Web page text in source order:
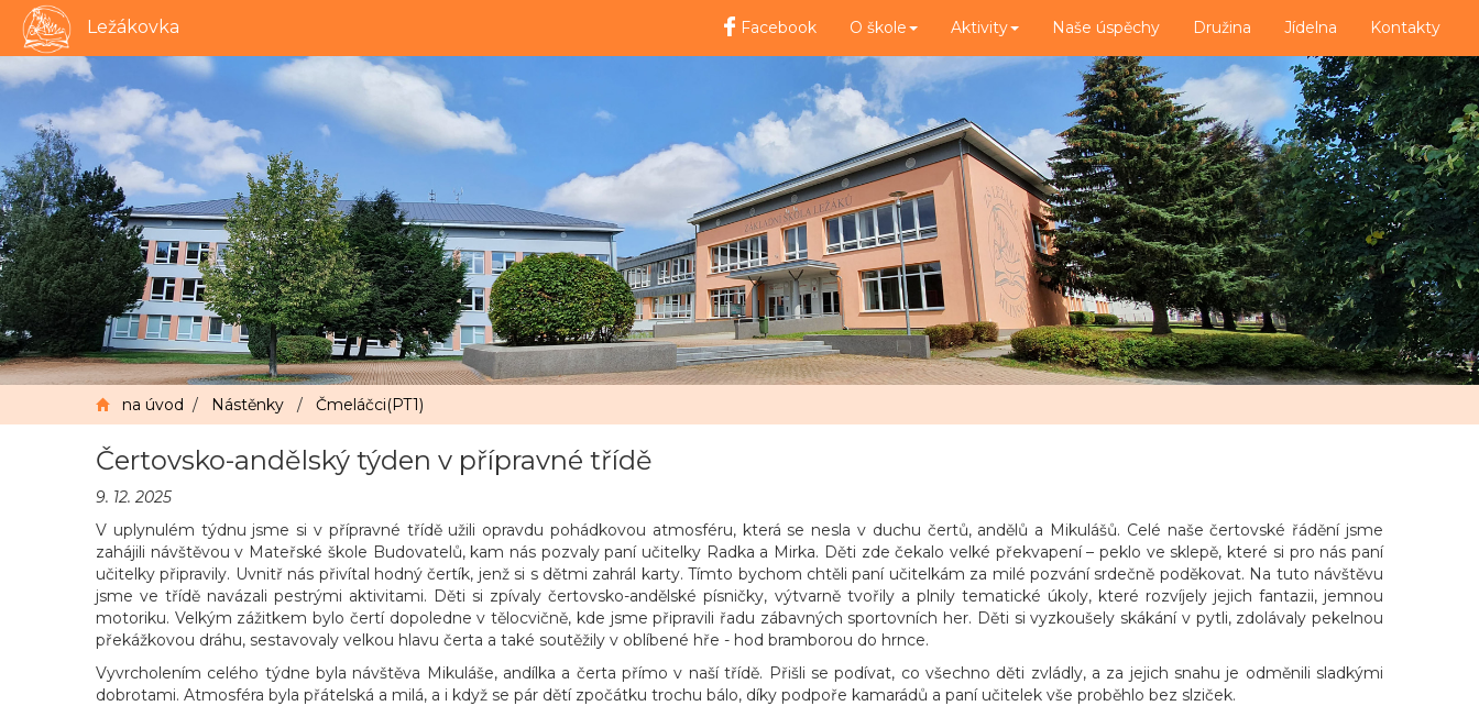
Ležákovka Facebook O škole Aktivity Naše úspěchy Družina Jídelna Kontakty
na úvod / Nástěnky / Čmeláčci(PT1)
Čertovsko-andělský týden v přípravné třídě
9. 12. 2025
V uplynulém týdnu jsme si v přípravné třídě užili opravdu pohádkovou atmosféru, která se nesla v duchu čertů, andělů a Mikulášů. Celé naše čertovské řádění jsme
zahájili návštěvou v Mateřské škole Budovatelů, kam nás pozvaly paní učitelky Radka a Mirka. Děti zde čekalo velké překvapení – peklo ve sklepě, které si pro nás paní
učitelky připravily. Uvnitř nás přivítal hodný čertík, jenž si s dětmi zahrál karty. Tímto bychom chtěli paní učitelkám za milé pozvání srdečně poděkovat. Na tuto návštěvu
jsme ve třídě navázali pestrými aktivitami. Děti si zpívaly čertovsko-andělské písničky, výtvarně tvořily a plnily tematické úkoly, které rozvíjely jejich fantazii, jemnou
motoriku. Velkým zážitkem bylo čertí dopoledne v tělocvičně, kde jsme připravili řadu zábavných sportovních her. Děti si vyzkoušely skákání v pytli, zdolávaly pekelnou
překážkovou dráhu, sestavovaly velkou hlavu čerta a také soutěžily v oblíbené hře - hod bramborou do hrnce.
Vyvrcholením celého týdne byla návštěva Mikuláše, andílka a čerta přímo v naší třídě. Přišli se podívat, co všechno děti zvládly, a za jejich snahu je odměnili sladkými
dobrotami. Atmosféra byla přátelská a milá, a i když se pár dětí zpočátku trochu bálo, díky podpoře kamarádů a paní učitelek vše proběhlo bez slziček.